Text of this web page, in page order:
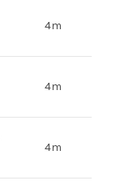
4m
4m
4m